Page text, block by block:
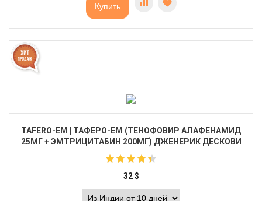
Купить
TAFERO-EM | ТАФЕРО-ЕМ (ТЕНОФОВИР АЛАФЕНАМИД
25МГ + ЭМТРИЦИТАБИН 200МГ) ДЖЕНЕРИК ДЕСКОВИ
32 $